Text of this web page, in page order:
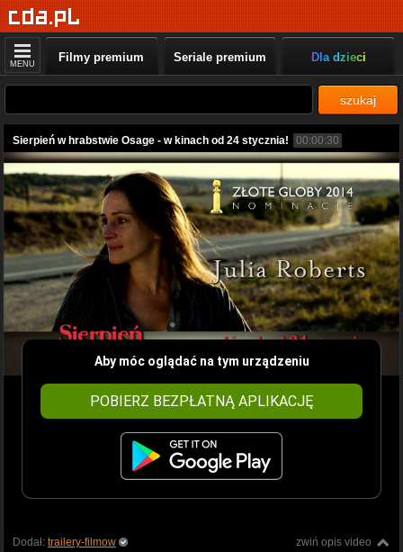
MENU Filmy premium Seriale premium Dla dzieci
szukaj
Sierpień w hrabstwie Osage - w kinach od 24 stycznia! 00:00:30
Aby móc oglądać na tym urządzeniu
POBIERZ BEZPŁATNĄ APLIKACJĘ
zwiń opis video
Dodał: trailery-filmow